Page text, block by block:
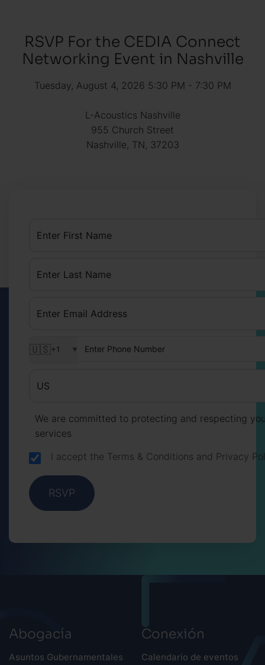
RSVP For the CEDIA Connect
Networking Event in Nashville
Tuesday, August 4, 2026 5:30 PM - 7:30 PM
L-Acoustics Nashville
955 Church Street
Nashville, TN, 37203
🇺🇸+1 ▼
We are committed to protecting and respecting
services
I accept the Terms & Conditions and Privacy
RSVP
Abogacía
Asuntos Gubernamentales
Conexión
Calendario de eventos